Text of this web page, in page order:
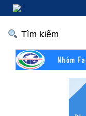
Tìm kiếm